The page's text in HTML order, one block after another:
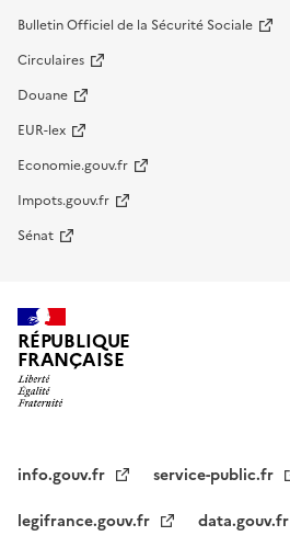
Bulletin Officiel de la Sécurité Sociale
Circulaires
Douane
EUR-lex
Economie.gouv.fr
Impots.gouv.fr
Sénat
RÉPUBLIQUE
FRANÇAISE
info.gouv.fr
service-public.fr
legifrance.gouv.fr
data.gouv.fr